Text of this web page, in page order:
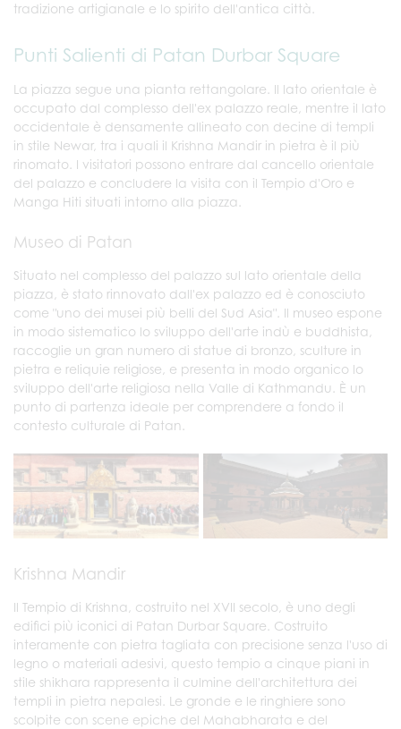
tradizione artigianale e lo spirito dell'antica città.
Punti Salienti di Patan Durbar Square
La piazza segue una pianta rettangolare. Il lato orientale è
occupato dal complesso dell'ex palazzo reale, mentre il lato
occidentale è densamente allineato con decine di templi
in stile Newar, tra i quali il Krishna Mandir in pietra è il più
rinomato. I visitatori possono entrare dal cancello orientale
del palazzo e concludere la visita con il Tempio d'Oro e
Manga Hiti situati intorno alla piazza.
Museo di Patan
Situato nel complesso del palazzo sul lato orientale della
piazza, è stato rinnovato dall'ex palazzo ed è conosciuto
come "uno dei musei più belli del Sud Asia". Il museo espone
in modo sistematico lo sviluppo dell'arte indù e buddhista,
raccoglie un gran numero di statue di bronzo, sculture in
pietra e reliquie religiose, e presenta in modo organico lo
sviluppo dell'arte religiosa nella Valle di Kathmandu. È un
punto di partenza ideale per comprendere a fondo il
contesto culturale di Patan.
Krishna Mandir
Il Tempio di Krishna, costruito nel XVII secolo, è uno degli
edifici più iconici di Patan Durbar Square. Costruito
interamente con pietra tagliata con precisione senza l'uso di
legno o materiali adesivi, questo tempio a cinque piani in
stile shikhara rappresenta il culmine dell'architettura dei
templi in pietra nepalesi. Le gronde e le ringhiere sono
scolpite con scene epiche del Mahabharata e del